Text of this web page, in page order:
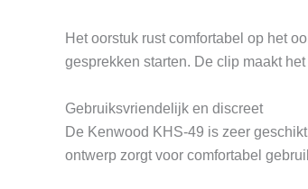
Het oorstuk rust comfortabel op het
gesprekken starten. De clip maakt
Gebruiksvriendelijk en discreet
De Kenwood KHS-49 is zeer
ontwerp zorgt voor comfortabel